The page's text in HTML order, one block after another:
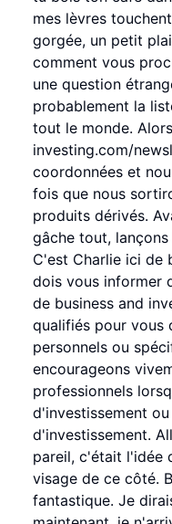
mes lèvres
gorgée, un petit
comment vous
une question
probablement la
tout le monde.
investing.com/
coordonnées et
fois que nous
produits dérivés.
gâche tout,
C'est Charlie ici de
dois vous informer
de business and
qualifiés pour vous
personnels ou
encourageons
professionnels
d'investissement
d'investissement.
pareil, c'était l'idée
visage de ce côté.
fantastique. Je